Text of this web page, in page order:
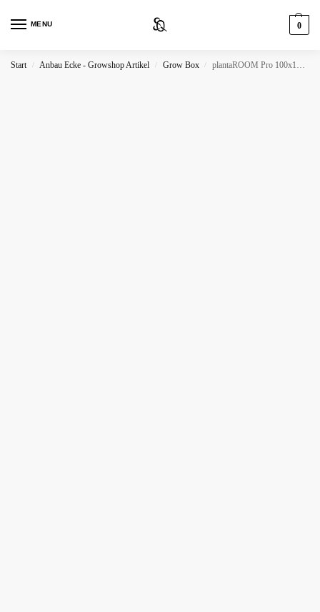
MENU 0
Start / Anbau Ecke - Growshop Artikel / Grow Box / plantaROOM Pro 100x100x200cm Camouflage